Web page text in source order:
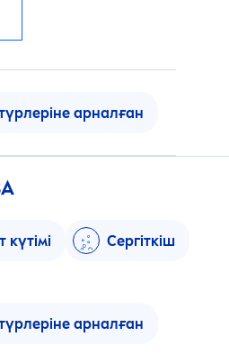
арналған
Сергіткіш
арналған